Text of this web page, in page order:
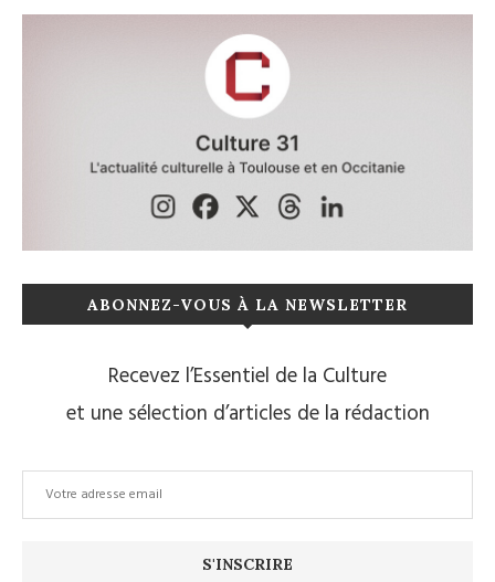
ABONNEZ-VOUS À LA NEWSLETTER
Recevez l’Essentiel de la Culture
et une sélection d’articles de la rédaction